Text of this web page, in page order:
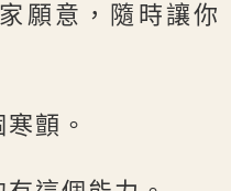
願意，隨時讓你
顫。